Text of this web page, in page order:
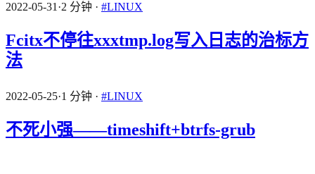
2022-05-31 ·2 分钟 · #LINUX
Fcitx不停往xxxtmp.log写入日志的治标方
法
2022-05-25·1 分钟 · #LINUX
不死小强——timeshift+btrfs-grub